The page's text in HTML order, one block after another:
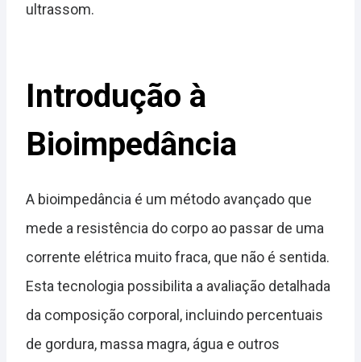
ultrassom.
Introdução à
Bioimpedância
A bioimpedância é um método avançado que
mede a resistência do corpo ao passar de uma
corrente elétrica muito fraca, que não é sentida.
Esta tecnologia possibilita a avaliação detalhada
da composição corporal, incluindo percentuais
de gordura, massa magra, água e outros